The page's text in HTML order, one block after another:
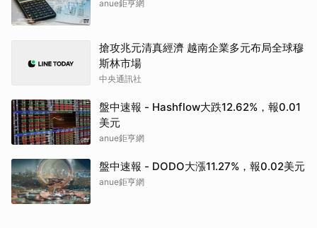
anue鉅亨網
搶攻兆元清真經濟 越南企業多元布局全球穆
斯林市場
中央通訊社
盤中速報 - Hashflow大跌12.62%，報0.01
美元
anue鉅亨網
盤中速報 - DODO大漲11.27%，報0.02美元
anue鉅亨網